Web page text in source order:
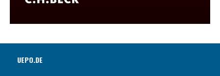
UEPO.DE